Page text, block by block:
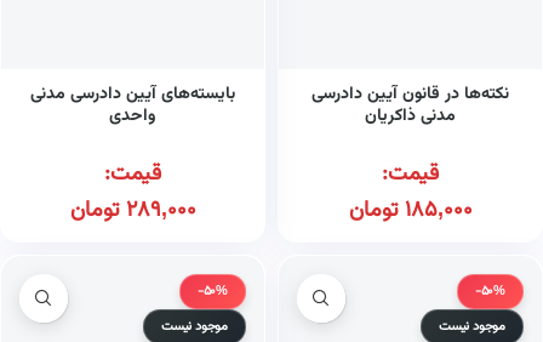
نکته‌ها در قانون آیین دادرسی
مدنی ذاکریان
قیمت:
185,000تومان
بایسته‌های آیین دادرسی مدنی
واحدی
قیمت:
289,000تومان
-50%
موجود نیست
-50%
موجود نیست